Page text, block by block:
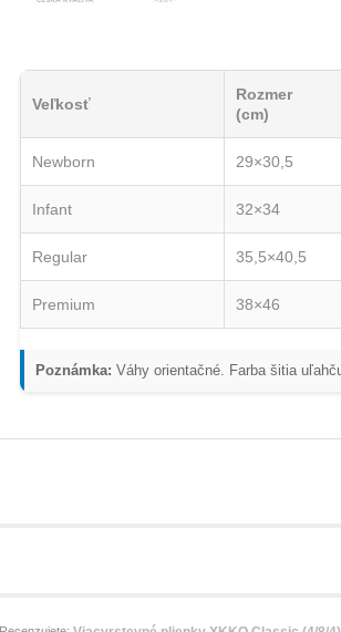
Veľkosť
Rozmer
(cm)
Newborn 29×30,5
Infant 32×34
Regular 35,5×40,5
Premium 38×46
Poznámka: Váhy orientačné. Farba šitia